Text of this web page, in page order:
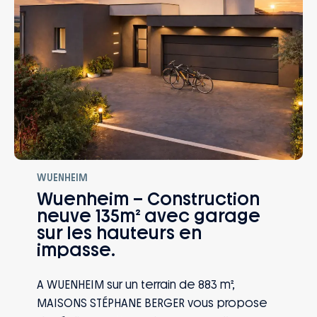
WUENHEIM
Wuenheim – Construction
neuve 135m² avec garage
sur les hauteurs en
impasse.
A WUENHEIM sur un terrain de 883 m²,
MAISONS STÉPHANE BERGER vous propose